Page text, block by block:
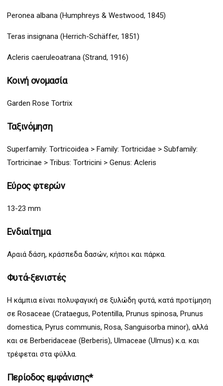
Peronea albana (Humphreys & Westwood, 1845)
Teras insignana (Herrich-Schäffer, 1851)
Acleris caeruleoatrana (Strand, 1916)
Κοινή ονομασία
Garden Rose Tortrix
Ταξινόμηση
Superfamily: Tortricoidea > Family: Tortricidae > Subfamily:
Tortricinae > Tribus: Tortricini > Genus: Acleris
Εύρος φτερών
13-23 mm
Ενδιαίτημα
Αραιά δάση, κράσπεδα δασών, κήποι και πάρκα.
Φυτά-ξενιστές
Η κάμπια είναι πολυφαγική σε ξυλώδη φυτά, κατά προτίμηση
σε Rosaceae (Crataegus, Potentilla, Prunus spinosa, Prunus
domestica, Pyrus communis, Rosa, Sanguisorba minor), αλλά
και σε Berberidaceae (Berberis), Ulmaceae (Ulmus) κ.α. και
τρέφεται στα φύλλα.
Περίοδος εμφάνισης*